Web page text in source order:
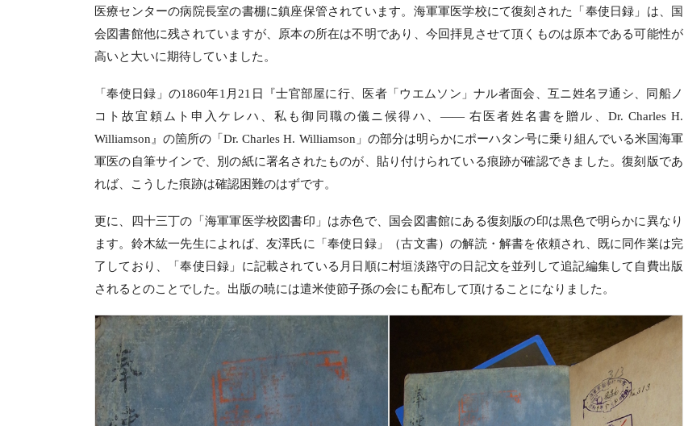
医療センターの病院長室の書棚に鎮座保管されています。海軍軍医学校にて復刻された「奉使日録」は、国
会図書館他に残されていますが、原本の所在は不明であり、今回拝見させて頂くものは原本である可能性が
高いと大いに期待していました。
「奉使日録」の1860年1月21日『士官部屋に行、医者「ウエムソン」ナル者面会、互ニ姓名ヲ通シ、同船ノ
コト故宜頼ムト申入ケレハ、私も御同職の儀ニ候得ハ、―― 右医者姓名書を贈ル、Dr. Charles H.
Williamson』の箇所の「Dr. Charles H. Williamson」の部分は明らかにポーハタン号に乗り組んでいる米国海軍
軍医の自筆サインで、別の紙に署名されたものが、貼り付けられている痕跡が確認できました。復刻版であ
れば、こうした痕跡は確認困難のはずです。
更に、四十三丁の「海軍軍医学校図書印」は赤色で、国会図書館にある復刻版の印は黒色で明らかに異なり
ます。鈴木紘一先生によれば、友澤氏に「奉使日録」（古文書）の解読・解書を依頼され、既に同作業は完
了しており、「奉使日録」に記載されている月日順に村垣淡路守の日記文を並列して追記編集して自費出版
されるとのことでした。出版の暁には遣米使節子孫の会にも配布して頂けることになりました。